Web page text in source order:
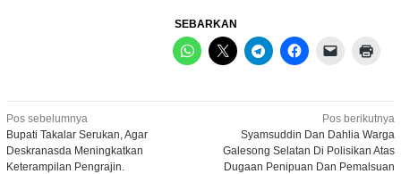
SEBARKAN
Navigasi
pos
Pos sebelumnya
Bupati Takalar Serukan, Agar
Deskranasda Meningkatkan
Keterampilan Pengrajin.
Pos berikutnya
Syamsuddin Dan Dahlia Warga
Galesong Selatan Di Polisikan Atas
Dugaan Penipuan Dan Pemalsuan